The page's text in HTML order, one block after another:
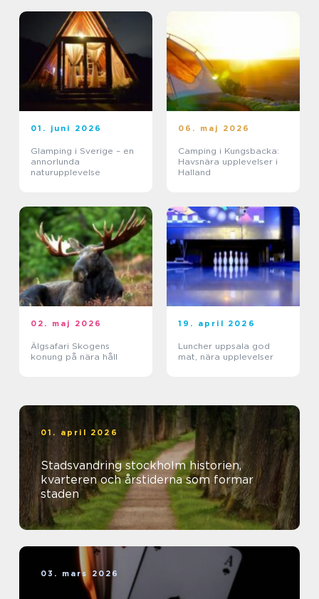
01. juni 2026
Glamping i Sverige – en
annorlunda
naturupplevelse
06. maj 2026
Camping i Kungsbacka:
Havsnära upplevelser i
Halland
02. maj 2026
Älgsafari Skogens
konung på nära håll
19. april 2026
Luncher uppsala god
mat, nära upplevelser
01. april 2026
Stadsvandring stockholm historien,
kvarteren och årstiderna som formar
staden
03. mars 2026